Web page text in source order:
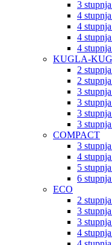
3
4
4
4
4
KUGLA-
2
2
3
3
3
3
COMPACT
3
4
5
6
ECO
2
3
3
4